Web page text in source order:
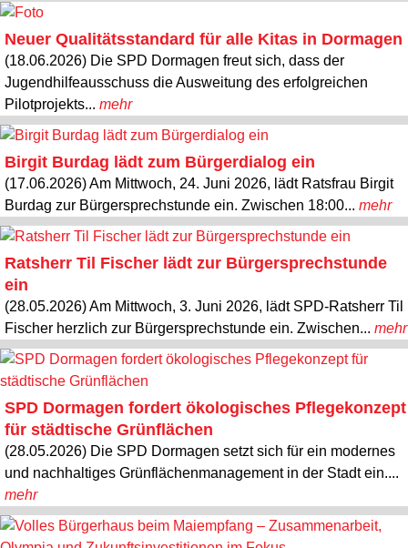
Neuer Qualitätsstandard für alle Kitas in Dormagen
(18.06.2026) Die SPD Dormagen freut sich, dass der
Jugendhilfeausschuss die Ausweitung des erfolgreichen
Pilotprojekts... mehr
Birgit Burdag lädt zum Bürgerdialog ein
(17.06.2026) Am Mittwoch, 24. Juni 2026, lädt Ratsfrau Birgit
Burdag zur Bürgersprechstunde ein. Zwischen 18:00... mehr
Ratsherr Til Fischer lädt zur Bürgersprechstunde
ein
(28.05.2026) Am Mittwoch, 3. Juni 2026, lädt SPD-Ratsherr Til
Fischer herzlich zur Bürgersprechstunde ein. Zwischen... mehr
SPD Dormagen fordert ökologisches Pflegekonzept
für städtische Grünflächen
(28.05.2026) Die SPD Dormagen setzt sich für ein modernes
und nachhaltiges Grünflächenmanagement in der Stadt ein....
mehr